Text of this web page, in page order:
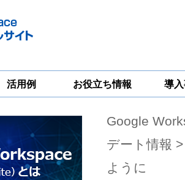
活用例 お役立ち情報
一
導
グループウェア
移行支援
Google
Workspace
セキュリティ
対策サービス
Google
デート情報
ように